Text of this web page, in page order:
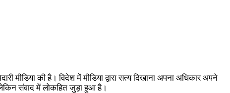
मीडिया की है। विदेश में मीडिया द्वारा सत्य दिखाना अपना अधिकार अपने
लेकिन संवाद में लोकहित जुड़ा हुआ है।